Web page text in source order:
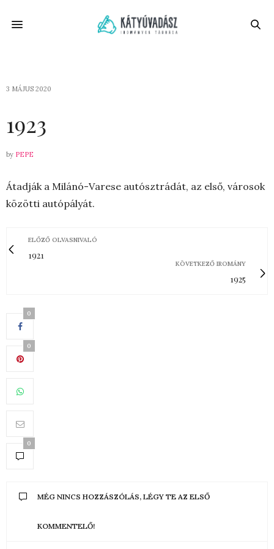
3 MÁJUS 2020
1923
by PEPE
Átadják a Milánó-Varese autósztrádát, az első, városok
közötti autópályát.
ELŐZŐ OLVASNIVALÓ
1921
KÖVETKEZŐ IROMÁNY
1925
0
0
0
MÉG NINCS HOZZÁSZÓLÁS, LÉGY TE AZ ELSŐ
KOMMENTELŐ!